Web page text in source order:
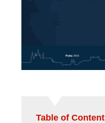
Table of